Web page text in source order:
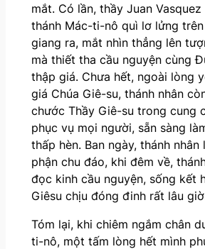
mắt. Có lần, thầy Juan Vasquez
thánh Mác-ti-nô quì lơ lửng
giang ra, mắt nhìn thẳng lên
mà thiết tha cầu nguyện cùng
thập giá. Chưa hết, ngoài lòng
giá Chúa Giê-su, thánh nhân
chước Thầy Giê-su trong cung
phục vụ mọi người, sẵn sàng
thấp hèn. Ban ngày, thánh
phận chu đáo, khi đêm về,
đọc kinh cầu nguyện, sống kết
Giêsu chịu đóng đinh rất lâu
Tóm lại, khi chiêm ngắm chân
ti-nô, một tấm lòng hết mình